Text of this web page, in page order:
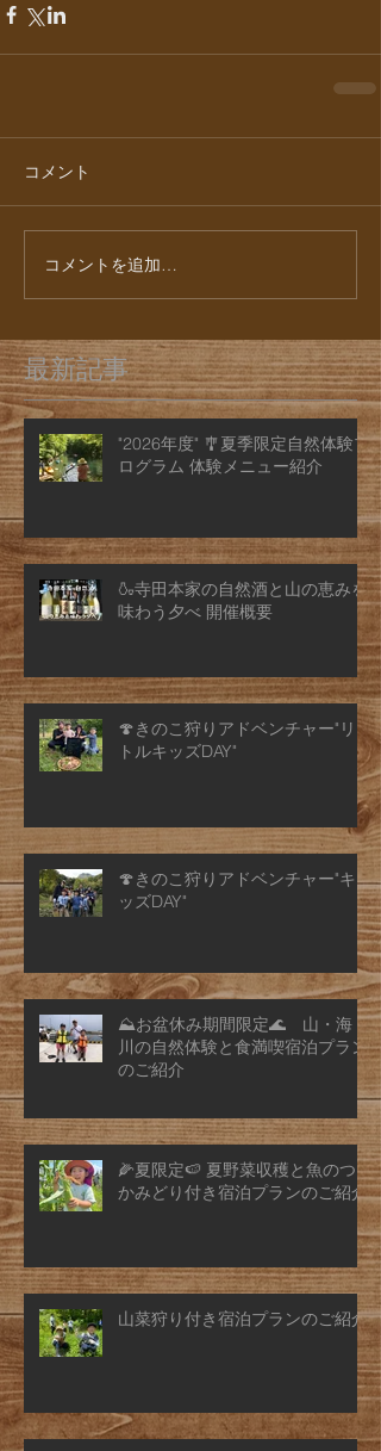
コメント
コメントを追加…
最新記事
"2026年度" 🎐夏季限定自然体験プ
ログラム 体験メニュー紹介
🍶寺田本家の自然酒と山の恵みを
味わう夕べ 開催概要
🍄きのこ狩りアドベンチャー"リ
トルキッズDAY"
🍄きのこ狩りアドベンチャー"キ
ッズDAY"
⛰️お盆休み期間限定🌊 山・海・
川の自然体験と食満喫宿泊プラン
のご紹介
🌽夏限定🍉 夏野菜収穫と魚のつ
かみどり付き宿泊プランのご紹介
山菜狩り付き宿泊プランのご紹介